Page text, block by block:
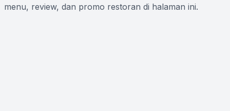
menu, review, dan promo restoran di halaman ini.